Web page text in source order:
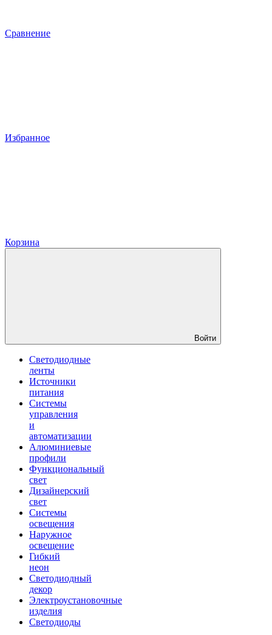
Сравнение
Избранное
Корзина
Войти
Светодиодные
ленты
Источники
питания
Системы
управления
и
автоматизации
Алюминиевые
профили
Функциональный
свет
Дизайнерский
свет
Системы
освещения
Наружное
освещение
Гибкий
неон
Светодиодный
декор
Электроустановочные
изделия
Светодиоды